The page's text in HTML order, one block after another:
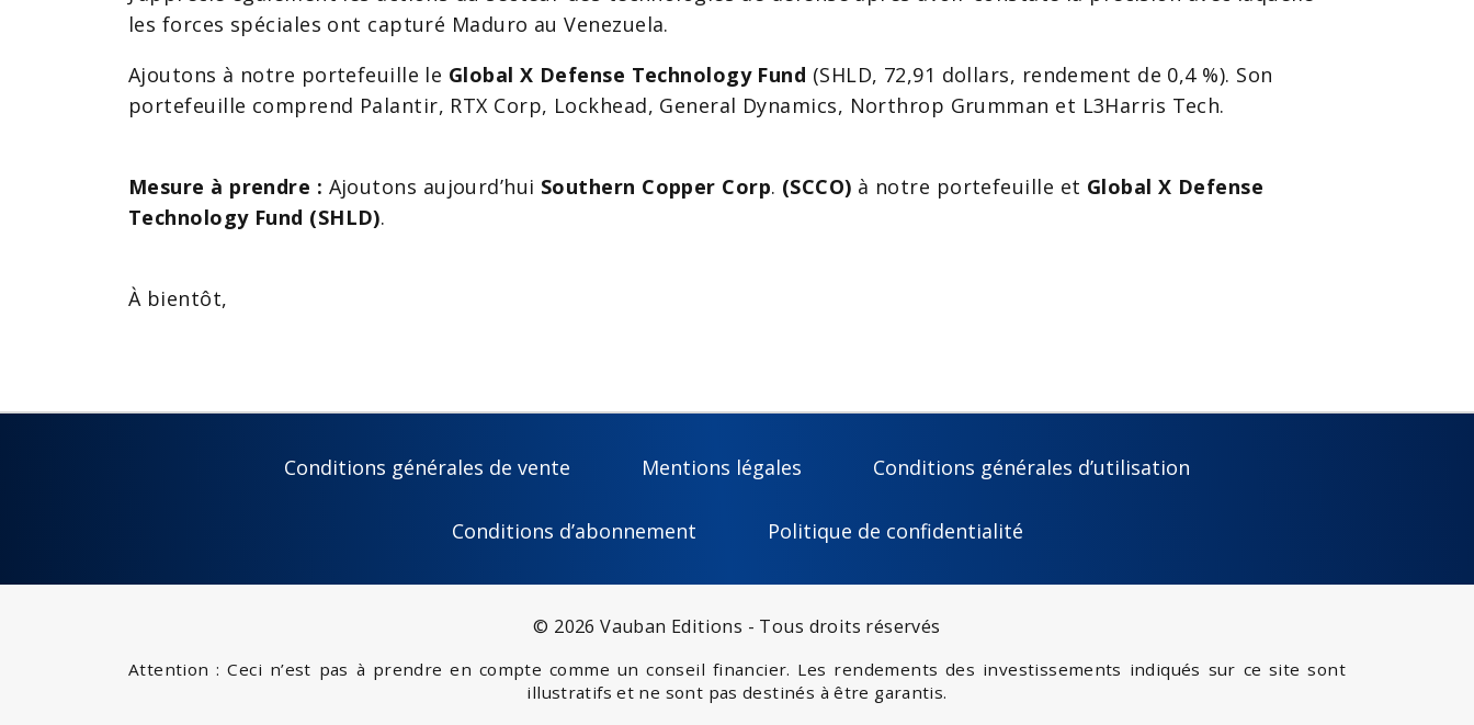
les forces spéciales ont capturé Maduro au Venezuela.
Ajoutons à notre portefeuille le Global X Defense Technology Fund (SHLD, 72,91 dollars, rendement de 0,4 %). Son
portefeuille comprend Palantir, RTX Corp, Lockhead, General Dynamics, Northrop Grumman et L3Harris Tech.
Mesure à prendre : Ajoutons aujourd’hui Southern Copper Corp. (SCCO) à notre portefeuille et Global X Defense
Technology Fund (SHLD).
À bientôt,
Conditions générales de vente Mentions légales Conditions générales d’utilisation
Conditions d’abonnement Politique de confidentialité
© 2026 Vauban Editions - Tous droits réservés
Attention : Ceci n’est pas à prendre en compte comme un conseil financier. Les rendements des investissements indiqués sur ce site sont
illustratifs et ne sont pas destinés à être garantis.